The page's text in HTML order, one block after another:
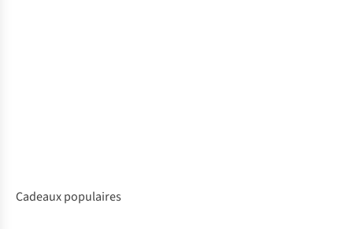
Cadeaux populaires
Outdoor
Tech